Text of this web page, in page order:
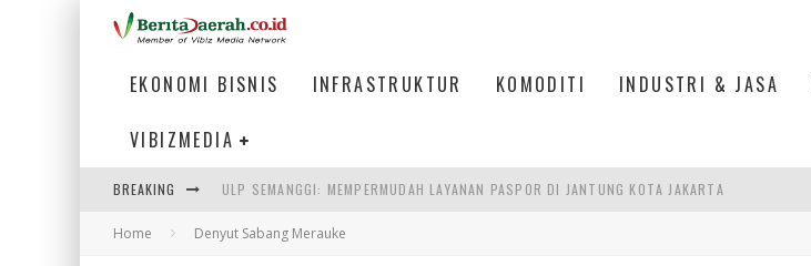
EKONOMI BISNIS INFRASTRUKTUR KOMODITI INDUSTRI & JASA
VIBIZMEDIA
BREAKING ULP SEMANGGI: MEMPERMUDAH LAYANAN PASPOR DI JANTUNG KOTA JAKARTA
BAKMI PANGSIT AYAM, KULINER LEGENDARIS DI PASAR BARU JAKARTA
Home Denyut Sabang Merauke